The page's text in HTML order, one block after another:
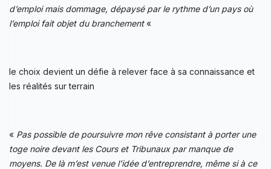
d’emploi mais dommage, dépaysé par le rythme d’un pays où
l’emploi fait objet du branchement«
le choix devient un défie à relever face à sa connaissance et
les réalités sur terrain
« Pas possible de poursuivre mon rêve consistant à porter une
toge noire devant les Cours et Tribunaux par manque de
moyens. De là m’est venue l’idée d’entreprendre, même si à ce